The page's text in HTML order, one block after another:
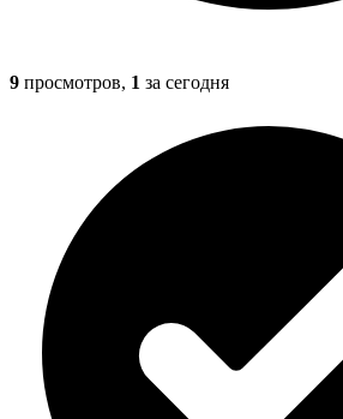
9 просмотров, 1 за сегодня